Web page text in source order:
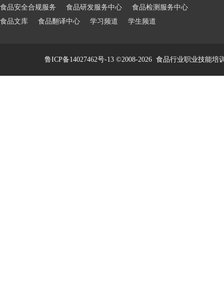
食品安全合规服务
食品研发服务中心
食品检测服务中心
食品文库
食品翻译中心 学习频道 学生频道
鲁ICP备14027462号-13©2008-2026 食品行业职业技能培